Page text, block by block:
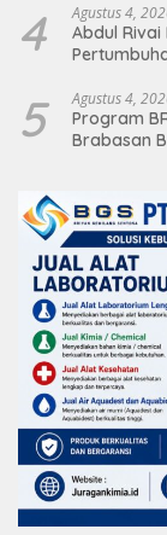
4 Agustus 4,
Abdul Rivai
5 Agustus 4,
Program
Brabasan